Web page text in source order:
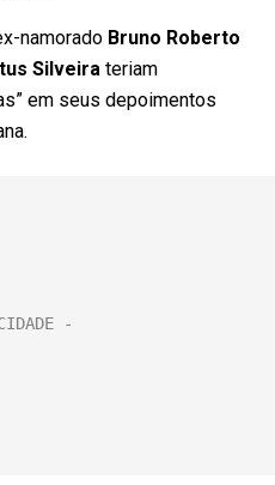
namorado Bruno Roberto
Silveira teriam
em seus depoimentos